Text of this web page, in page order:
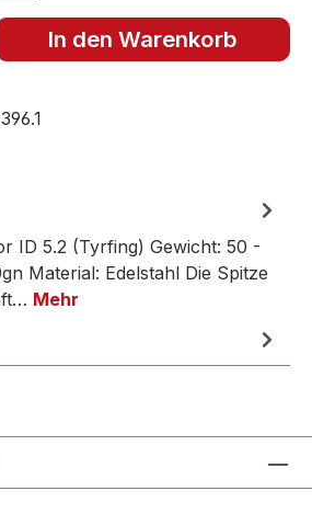
Gib den gewünschten
In den Warenkorb
ID 5.2 (Tyrfing) Gewicht: 50 -
Material: Edelstahl Die Spitze
Mehr